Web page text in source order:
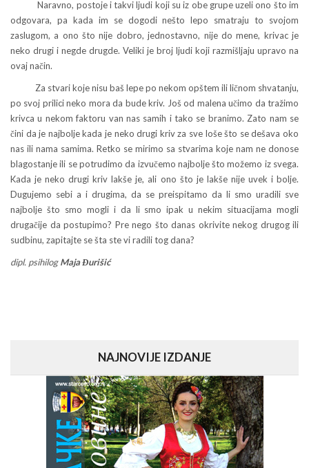
Naravno, postoje i takvi ljudi koji su iz obe grupe uzeli ono što im
odgovara, pa kada im se dogodi nešto lepo smatraju to svojom
zaslugom, a ono što nije dobro, jednostavno, nije do mene, krivac je
neko drugi i negde drugde. Veliki je broj ljudi koji razmišljaju upravo na
ovaj način.
Za stvari koje nisu baš lepe po nekom opštem ili ličnom shvatanju,
po svoj prilici neko mora da bude kriv. Još od malena učimo da tražimo
krivca u nekom faktoru van nas samih i tako se branimo. Zato nam se
čini da je najbolje kada je neko drugi kriv za sve loše što se dešava oko
nas ili nama samima. Retko se mirimo sa stvarima koje nam ne donose
blagostanje ili se potrudimo da izvučemo najbolje što možemo iz svega.
Kada je neko drugi kriv lakše je, ali ono što je lakše nije uvek i bolje.
Dugujemo sebi a i drugima, da se preispitamo da li smo uradili sve
najbolje što smo mogli i da li smo ipak u nekim situacijama mogli
drugačije da postupimo? Pre nego što danas okrivite nekog drugog ili
sudbinu, zapitajte se šta ste vi radili tog dana?
dipl. psihilogMaja Đurišić
NAJNOVIJE IZDANJE